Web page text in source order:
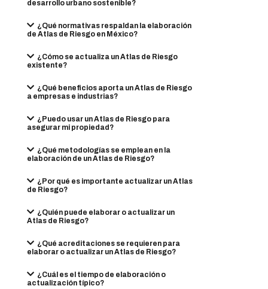
desarrollo urbano sostenible?
¿Qué normativas respaldan la elaboración
de Atlas de Riesgo en México?
¿Cómo se actualiza un Atlas de Riesgo
existente?
¿Qué beneficios aporta un Atlas de Riesgo
a empresas e industrias?
¿Puedo usar un Atlas de Riesgo para
asegurar mi propiedad?
¿Qué metodologías se emplean en la
elaboración de un Atlas de Riesgo?
¿Por qué es importante actualizar un Atlas
de Riesgo?
¿Quién puede elaborar o actualizar un
Atlas de Riesgo?
¿Qué acreditaciones se requieren para
elaborar o actualizar un Atlas de Riesgo?
¿Cuál es el tiempo de elaboración o
actualización típico?